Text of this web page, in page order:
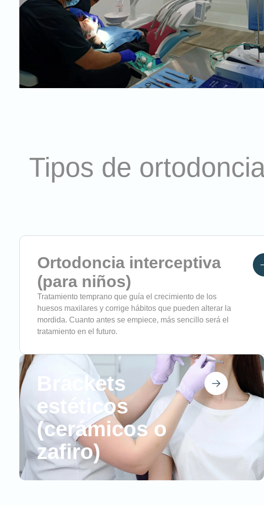
Tipos de
Ortodoncia interceptiva
(para niños)
Tratamiento temprano que guía el crecimiento de los
huesos maxilares y corrige hábitos que pueden alterar la
mordida. Cuanto antes se empiece, más sencillo será el
tratamiento en el futuro.
Brackets
estéticos
(cerámicos o
zafiro)